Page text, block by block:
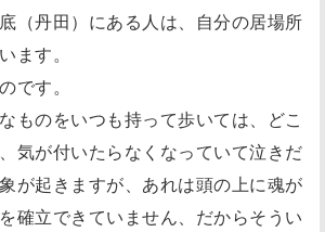
（丹田）にある人は、自分の居場所
ます。
です。
ものをいつも持って歩いては、どこ
気が付いたらなくなっていて泣きだ
が起きますが、あれは頭の上に魂が
確立できていません、だからそうい